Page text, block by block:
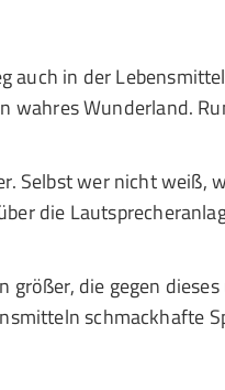
auch in der
wahres Wunderland.
Selbst wer nicht weiß,
die
größer, die gegen
schmackhafte